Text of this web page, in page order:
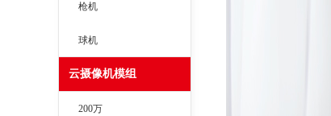
枪机
球机
云摄像机模组
200万